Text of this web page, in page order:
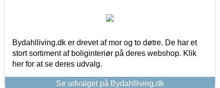
Bydahlliving.dk er drevet af mor og to døtre. De har et
stort sortiment af boliginteriør på deres webshop. Klik
her for at se deres udvalg.
Se udvalget på Bydahlliving.dk